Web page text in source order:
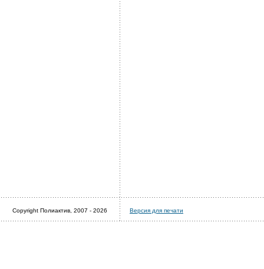
Copyright Полиактив, 2007 - 2026 Версия для печати